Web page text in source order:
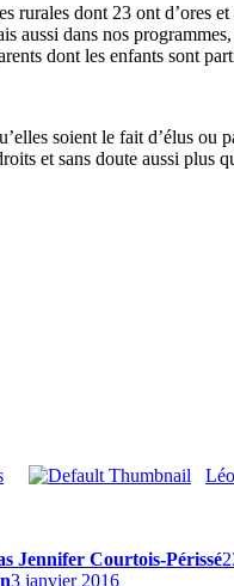
dont 23 ont d’ores
aussi dans nos
dont les enfants sont
soient le fait d’élus
et sans doute aussi plus
Jennifer Courtois-Périssé
3 janvier 2016